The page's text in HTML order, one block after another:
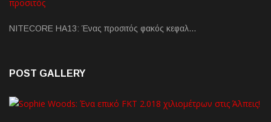
NITECORE HA13: Ένας προσιτός φακός κεφαλ…
POST GALLERY